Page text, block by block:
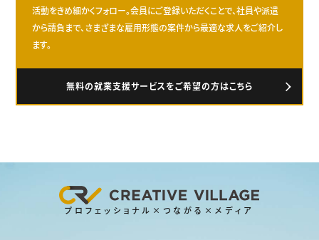
活動をきめ細かくフォロー。会員にご登録いただくことで、社員や派遣
から請負まで、さまざまな雇用形態の案件から最適な求人をご紹介し
ます。
無料の就業支援サービスをご希望の方はこちら
プロフェッショナル×つながる×メディア